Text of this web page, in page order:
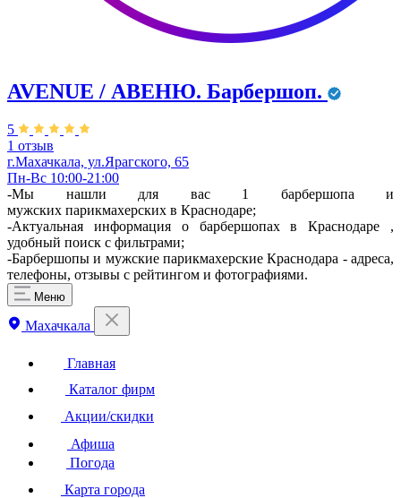
AVENUE / АВЕНЮ. Барбершоп.
5
1 отзыв
г.Махачкала, ул.Ярагского, 65
Пн-Вс 10:00-21:00
-Мы нашли для вас 1 барбершопа и
мужских парикмахерских в Краснодаре;
-Актуальная информация о барбершопах в Краснодаре ,
удобный поиск с фильтрами;
-Барбершопы и мужские парикмахерские Краснодара - адреса,
телефоны, отзывы с рейтингом и фотографиями.
Меню
Махачкала
Главная
Каталог фирм
Акции/скидки
Афиша
Погода
Карта города